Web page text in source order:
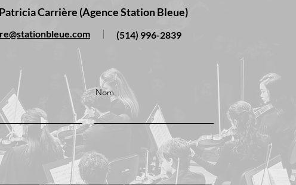
Carrière (Agence Station Bleue)
(514) 996-2839
Nom